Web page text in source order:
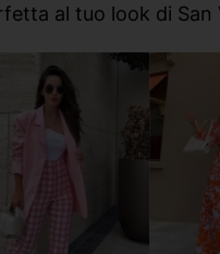
al tuo look di San